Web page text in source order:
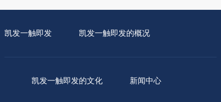
凯发一触即发 凯发一触即发的概况
凯发一触即发的文化 新闻中心